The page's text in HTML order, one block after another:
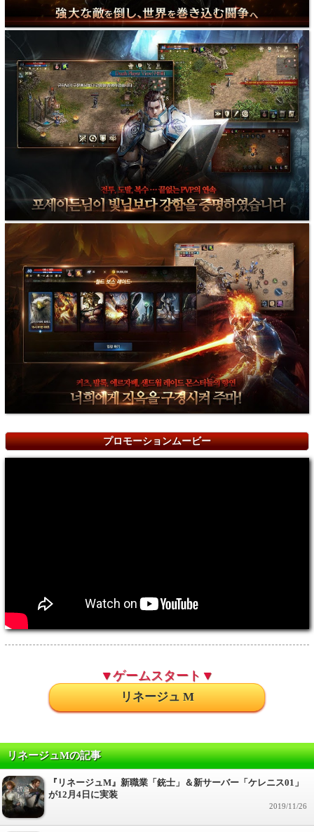
プロモーションムービー
▼ゲームスタート▼
リネージュ M
リネージュMの記事
『リネージュM』新職業「銃士」＆新サーバー「ケレニス01」
が12月4日に実装
2019/11/26